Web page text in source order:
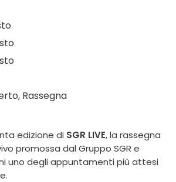
Rassegna
edizione di SGR LIVE, la rassegna
promossa dal Gruppo SGR e
uno degli appuntamenti più attesi